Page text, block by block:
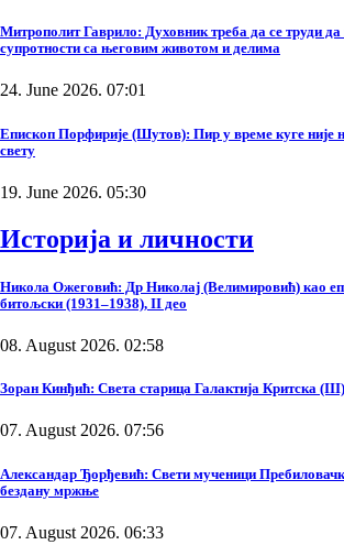
Митрополит Гаврило: Духовник треба да се труди да
супротности са његовим животом и делима
24. June 2026. 07:01
Епископ Порфирије (Шутов): Пир у време куге није
свету
19. June 2026. 05:30
Историја и личности
Никола Ожеговић: Др Николај (Велимировић) као
битољски (1931–1938), II део
08. August 2026. 02:58
Зоран Кинђић: Света старица Галактија Критска (III)
07. August 2026. 07:56
Александар Ђорђевић: Свети мученици
бездану мржње
07. August 2026. 06:33